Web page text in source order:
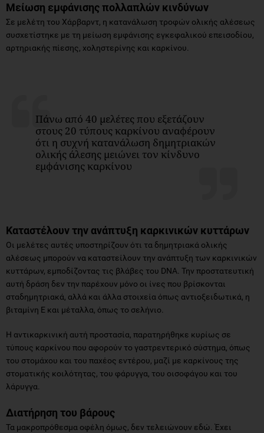
Μείωση εμφάνισης πολλαπλών κινδύνων
Σε μελέτη του Χάρβαρντ, η κατανάλωση τροφών ολικής αλέσεως
συσχετίστηκε με τη μείωση εμφάνισης εγκεφαλικού επεισοδίου,
αρτηριακής πίεσης, χοληστερίνης και καρκίνου.
Πάνω από 40 μελέτες που εξετάζουν
στους 20 τύπους καρκίνου αναφέρουν
ότι η συχνή κατανάλωση δημητριακών
ολικής άλεσης μειώνει τον κίνδυνο
εμφάνισης καρκίνου
Καταστέλουν την ανάπτυξη καρκινικών κυττάρων
Οι μελέτες αυτές υποστηρίζουν ότι τα δημητριακά ολικής
αλέσεως μπορούν να καταστείλουν την ανάπτυξη των καρκινικών
κυττάρων, εμποδίζοντας τις βλάβες του DNA. Την προστατευτική
αυτή δράση δεν την παρέχουν μόνο οι ίνες που βρίσκονται
σταδημητριακά, αλλά και άλλα στοιχεία όπως αντιοξειδωτικά, η
βιταμίνη Ε και μέταλλα, όπως το σελήνιο.
Η αντικαρκινική αυτή προστασία, παρατηρήθηκε κυρίως σε
τύπους καρκίνου που αφορούν το γαστρεντερικό σύστημα, όπως
του στομάχου και του παχέος εντέρου, μαζί με καρκίνους της
στοματικής κοιλότητας, του φάρυγγα, του οισοφάγου και του
λάρυγγα.
Διατήρηση του βάρους
Τα μακροπρόθεσμα οφέλη όμως, δεν τελειώνουν εδώ. Έχει